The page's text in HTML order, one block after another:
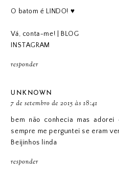
O batom é LINDO! ♥
Vá, conta-me! | BLOG
INSTAGRAM
responder
UNKNOWN
7 de setembro de 2015 às 18:41
bem não conhecia mas
sempre me perguntei se eram
Beijinhos linda
responder